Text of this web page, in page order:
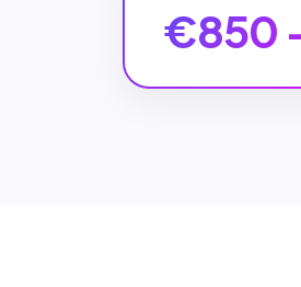
€850